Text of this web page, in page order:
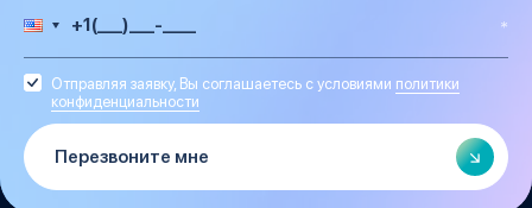
Отправляя заявку, Вы соглашаетесь с условиями политики
конфиденциальности